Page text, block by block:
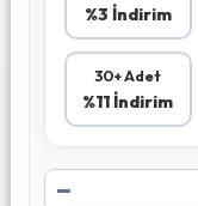
%3 İndirim
30+ Adet
%11 İndirim